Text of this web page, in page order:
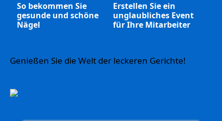
So bekommen Sie
gesunde und schöne
Nägel
Erstellen Sie ein
unglaubliches Event
für Ihre Mitarbeiter
Genießen Sie die Welt der leckeren Gerichte!